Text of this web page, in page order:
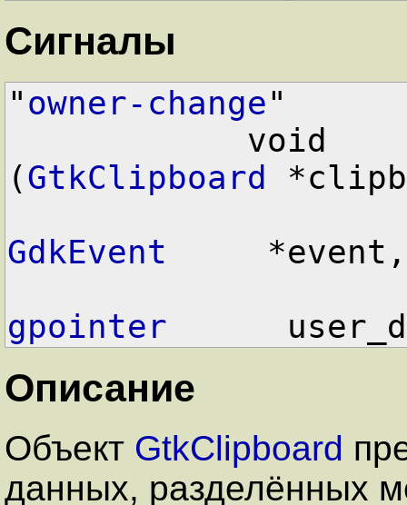
Сигналы
"owner-change"
(GtkClipboard
GdkEvent
     *event,
gpointer
Описание
Объект GtkClipboard
данных, разделённых